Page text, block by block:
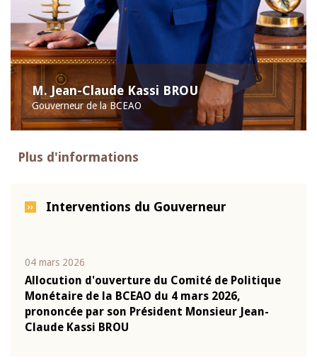
M. Jean-Claude Kassi BROU
Gouverneur de la BCEAO
Plus d'informations
Interventions du Gouverneur
04 mars 2026
Allocution d'ouverture du Comité de Politique
Monétaire de la BCEAO du 4 mars 2026,
prononcée par son Président Monsieur Jean-
Claude Kassi BROU